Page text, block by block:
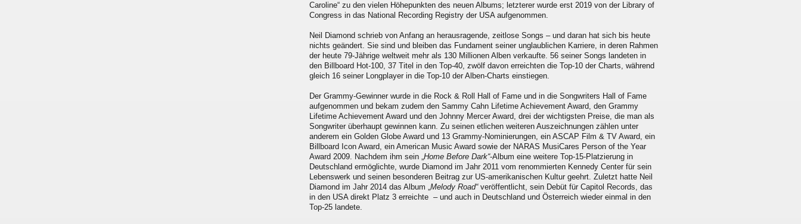
Caroline“ zu den vielen Höhepunkten des neuen Albums; letzterer wurde erst 2019 von der Library of
Congress in das National Recording Registry der USA aufgenommen.
Neil Diamond schrieb von Anfang an herausragende, zeitlose Songs – und daran hat sich bis heute
nichts geändert. Sie sind und bleiben das Fundament seiner unglaublichen Karriere, in deren Rahmen
der heute 79-Jährige weltweit mehr als 130 Millionen Alben verkaufte. 56 seiner Songs landeten in
den Billboard Hot-100, 37 Titel in den Top-40, zwölf davon erreichten die Top-10 der Charts, während
gleich 16 seiner Longplayer in die Top-10 der Alben-Charts einstiegen.
Der Grammy-Gewinner wurde in die Rock & Roll Hall of Fame und in die Songwriters Hall of Fame
aufgenommen und bekam zudem den Sammy Cahn Lifetime Achievement Award, den Grammy
Lifetime Achievement Award und den Johnny Mercer Award, drei der wichtigsten Preise, die man als
Songwriter überhaupt gewinnen kann. Zu seinen etlichen weiteren Auszeichnungen zählen unter
anderem ein Golden Globe Award und 13 Grammy-Nominierungen, ein ASCAP Film & TV Award, ein
Billboard Icon Award, ein American Music Award sowie der NARAS MusiCares Person of the Year
Award 2009. Nachdem ihm sein „Home Before Dark“-Album eine weitere Top-15-Platzierung in
Deutschland ermöglichte, wurde Diamond im Jahr 2011 vom renommierten Kennedy Center für sein
Lebenswerk und seinen besonderen Beitrag zur US-amerikanischen Kultur geehrt. Zuletzt hatte Neil
Diamond im Jahr 2014 das Album „Melody Road“veröffentlicht, sein Debüt für Capitol Records, das
in den USA direkt Platz 3 erreichte – und auch in Deutschland und Österreich wieder einmal in den
Top-25 landete.